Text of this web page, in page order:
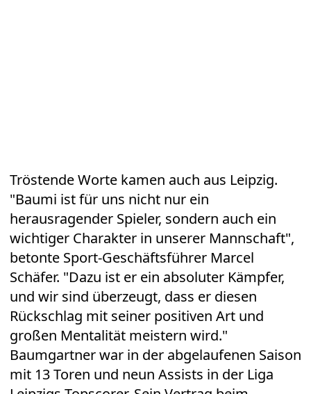
Tröstende Worte kamen auch aus Leipzig.
"Baumi ist für uns nicht nur ein
herausragender Spieler, sondern auch ein
wichtiger Charakter in unserer Mannschaft",
betonte Sport-Geschäftsführer Marcel
Schäfer. "Dazu ist er ein absoluter Kämpfer,
und wir sind überzeugt, dass er diesen
Rückschlag mit seiner positiven Art und
großen Mentalität meistern wird."
Baumgartner war in der abgelaufenen Saison
mit 13 Toren und neun Assists in der Liga